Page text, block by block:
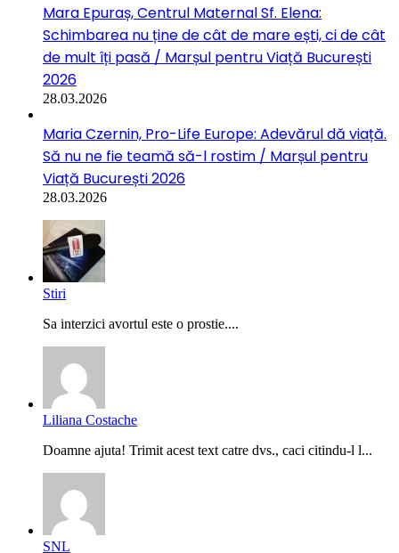
Mara Epuraș, Centrul Maternal Sf. Elena:
Schimbarea nu ține de cât de mare ești, ci de cât
de mult îți pasă / Marșul pentru Viață București
2026
28.03.2026
Maria Czernin, Pro-Life Europe: Adevărul dă viață.
Să nu ne fie teamă să-l rostim / Marșul pentru
Viață București 2026
28.03.2026
Stiri
Sa interzici avortul este o prostie....
Liliana Costache
Doamne ajuta! Trimit acest text catre dvs., caci citindu-l l...
SNL